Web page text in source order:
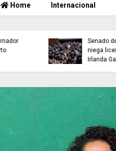
Home Internacional
Senado de la República
niega licencia a la jueza
Irlanda Gabriela Pacheco